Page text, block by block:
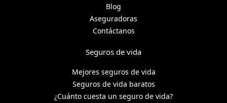
Blog
Aseguradoras
Contáctanos
Seguros de vida
Mejores seguros de vida
Seguros de vida baratos
¿Cuánto cuesta un seguro de vida?